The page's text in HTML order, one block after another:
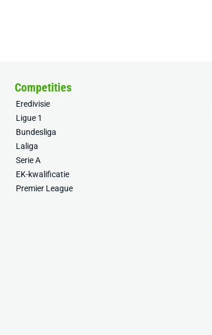
Competities
Eredivisie
Ligue 1
Bundesliga
Laliga
Serie A
EK-kwalificatie
Premier League